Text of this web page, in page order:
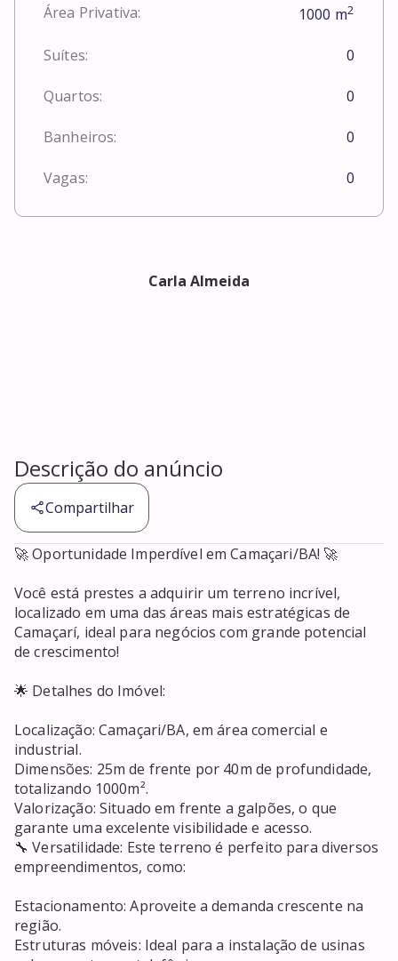
Área Privativa: 1000 m2
Suítes: 0
Quartos: 0
Banheiros: 0
Vagas: 0
Carla Almeida
Descrição do anúncio
Compartilhar
🚀 Oportunidade Imperdível em Camaçari/BA! 🚀
Você está prestes a adquirir um terreno incrível,
localizado em uma das áreas mais estratégicas de
Camaçarí, ideal para negócios com grande potencial
de crescimento!
🌟 Detalhes do Imóvel:
Localização: Camaçari/BA, em área comercial e
industrial.
Dimensões: 25m de frente por 40m de profundidade,
totalizando 1000m².
Valorização: Situado em frente a galpões, o que
garante uma excelente visibilidade e acesso.
🔧 Versatilidade: Este terreno é perfeito para diversos
empreendimentos, como:
Estacionamento: Aproveite a demanda crescente na
região.
Estruturas móveis: Ideal para a instalação de usinas